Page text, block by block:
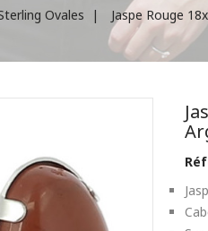
Ovales Jaspe Rouge